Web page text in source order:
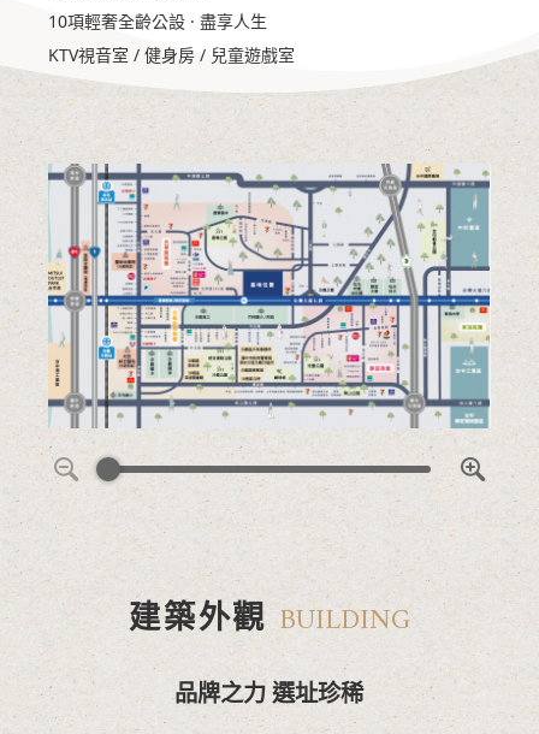
10項輕奢全齡公設 · 盡享人生
KTV視音室 / 健身房 / 兒童遊戲室
建築外觀BUILDING
品牌之力 選址珍稀